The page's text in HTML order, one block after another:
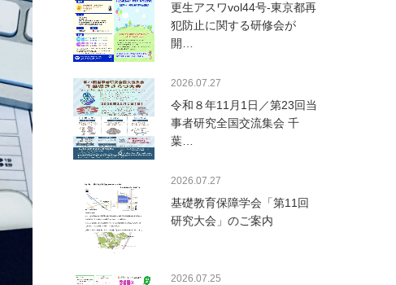
更生アスワvol44号-東京都再
犯防止に関する研修会が
開…
2026.07.27
令和８年11月1日／第23回当
事者研究全国交流集会 千
葉…
2026.07.27
基礎教育保障学会「第11回
研究大会」のご案内
2026.07.25